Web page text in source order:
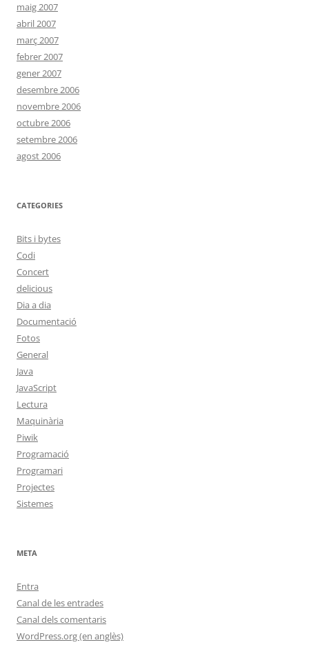
maig 2007
abril 2007
març 2007
febrer 2007
gener 2007
desembre 2006
novembre 2006
octubre 2006
setembre 2006
agost 2006
CATEGORIES
Bits i bytes
Codi
Concert
delicious
Dia a dia
Documentació
Fotos
General
Java
JavaScript
Lectura
Maquinària
Piwik
Programació
Programari
Projectes
Sistemes
META
Entra
Canal de les entrades
Canal dels comentaris
WordPress.org (en anglès)